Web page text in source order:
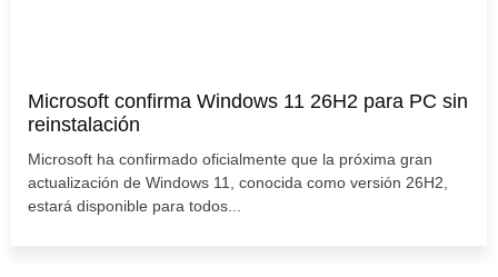
Microsoft confirma Windows 11 26H2 para PC sin
reinstalación
Microsoft ha confirmado oficialmente que la próxima gran
actualización de Windows 11, conocida como versión 26H2,
estará disponible para todos...